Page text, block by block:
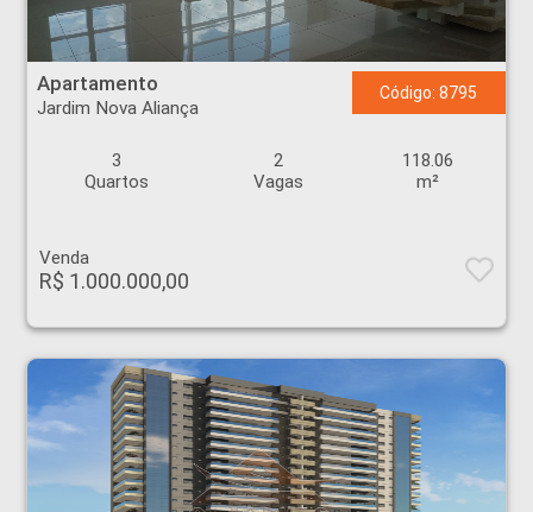
Apartamento - Jardim Nova Aliança - Ribeirão Preto
Apartamento
Jardim Nova Aliança
Código: 8795
3
Quartos
2
Vagas
118.06
m²
Venda
R$ 1.000.000,00